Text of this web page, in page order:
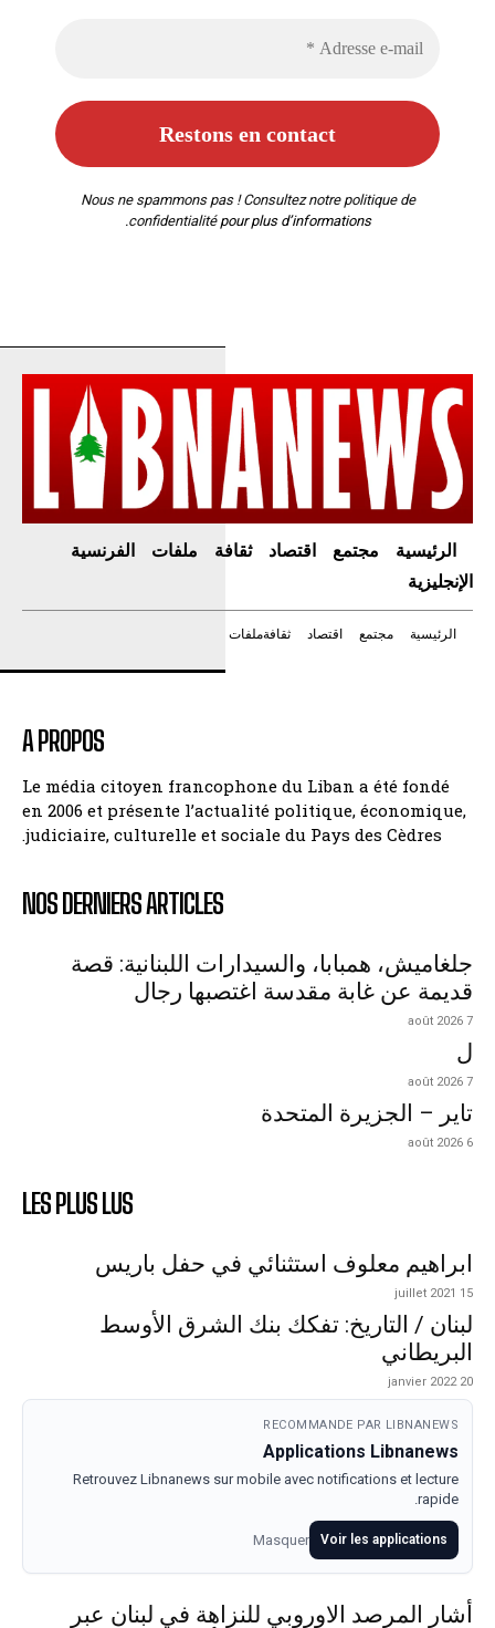
Nous ne spammons pas ! Consultez notre politique de
confidentialitépour plus d’informations.
الرئيسية مجتمع اقتصاد ثقافة ملفات
الفرنسية
الإنجليزية
الرئيسية مجتمع اقتصاد ثقافةملفات
A PROPOS
Le média citoyen francophone du Liban a été fondé
en 2006 et présente l’actualité politique, économique,
judiciaire, culturelle et sociale du Pays des Cèdres.
NOS DERNIERS ARTICLES
جلغاميش، همبابا، والسيدارات اللبنانية: قصة
قديمة عن غابة مقدسة اغتصبها رجال
7 août 2026
ل
7 août 2026
تاير – الجزيرة المتحدة
6 août 2026
LES PLUS LUS
ابراهيم معلوف استثنائي في حفل باريس
15 juillet 2021
لبنان / التاريخ: تفكك بنك الشرق الأوسط
البريطاني
20 janvier 2022
RECOMMANDE PAR LIBNANEWS
Applications Libnanews
Retrouvez Libnanews sur mobile avec notifications et lecture
rapide.
Voir les applications
Masquer
أشار المرصد الاوروبي للنزاهة في لبنان عبر